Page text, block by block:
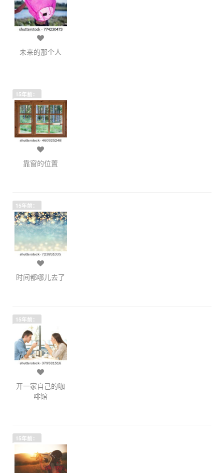
未来的那个人
15年前：
靠窗的位置
15年前：
时间都哪儿去了
15年前：
开一家自己的咖
啡馆
15年前：